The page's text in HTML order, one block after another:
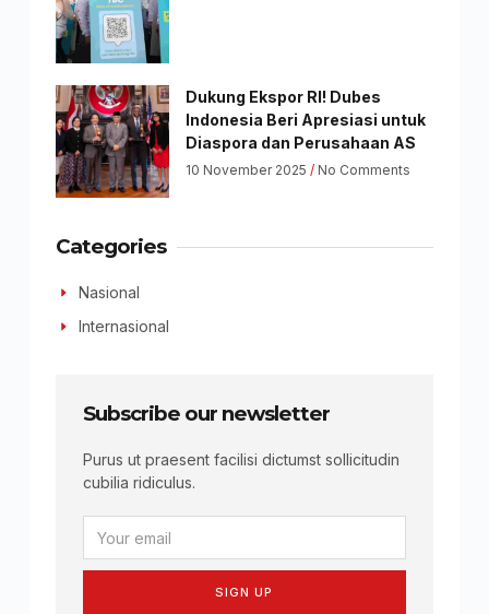
Dukung Ekspor RI! Dubes
Indonesia Beri Apresiasi untuk
Diaspora dan Perusahaan AS
10 November 2025 No Comments
Categories
Nasional
Internasional
Subscribe our newsletter
Purus ut praesent facilisi dictumst sollicitudin
cubilia ridiculus.
SIGN UP